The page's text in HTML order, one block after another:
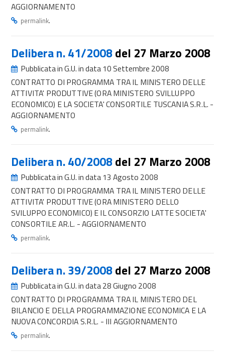
AGGIORNAMENTO
permalink.
Delibera n. 41/2008del 27 Marzo 2008
Pubblicata in G.U. in data 10 Settembre 2008
CONTRATTO DI PROGRAMMA TRA IL MINISTERO DELLE
ATTIVITA' PRODUTTIVE (ORA MINISTERO SVILLUPPO
ECONOMICO) E LA SOCIETA' CONSORTILE TUSCANIA S.R.L. -
AGGIORNAMENTO
permalink.
Delibera n. 40/2008del 27 Marzo 2008
Pubblicata in G.U. in data 13 Agosto 2008
CONTRATTO DI PROGRAMMA TRA IL MINISTERO DELLE
ATTIVITA' PRODUTTIVE (ORA MINISTERO DELLO
SVILUPPO ECONOMICO) E IL CONSORZIO LATTE SOCIETA'
CONSORTILE AR.L. - AGGIORNAMENTO
permalink.
Delibera n. 39/2008del 27 Marzo 2008
Pubblicata in G.U. in data 28 Giugno 2008
CONTRATTO DI PROGRAMMA TRA IL MINISTERO DEL
BILANCIO E DELLA PROGRAMMAZIONE ECONOMICA E LA
NUOVA CONCORDIA S.R.L. - III AGGIORNAMENTO
permalink.